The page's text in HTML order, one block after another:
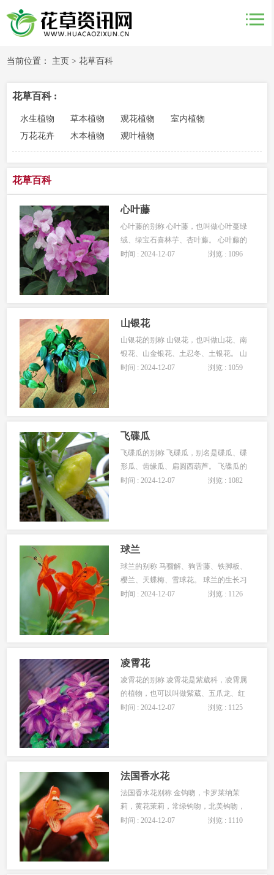
当前位置： 主页 >花草百科
花草百科 :
水生植物 草本植物 观花植物
室内植物
万花花卉
木本植物 观叶植物
花草百科
心叶藤
心叶藤的别称 心叶藤，也叫做心叶蔓绿
绒、绿宝石喜林芋、杏叶藤。 心叶藤的
生长习性 心叶藤是喜欢半阴的生长环境
深绿，十分的有气质。将心叶藤养殖在
多种场所，都比较适
时间 : 2024-12-07 浏览 : 1096
山银花
山银花的别称 山银花，也叫做山花、南
银花、山金银花、土忍冬、土银花。 山
银花的繁殖方法 山银花属于藤本植物，
较重，而金银花则具有清香。其次就是
大小，金银花的花朵
时间 : 2024-12-07 浏览 : 1059
飞碟瓜
飞碟瓜的别称 飞碟瓜，别名是碟瓜、碟
形瓜、齿缘瓜、扁圆西葫芦。 飞碟瓜的
生长习性 飞碟瓜喜欢温暖的环境，它适
选择土壤的时候要选择沙质土壤。 飞碟
瓜的观赏价值
时间 : 2024-12-07 浏览 : 1082
球兰
球兰的别称 马骝解、狗舌藤、铁脚板、
樱兰、天蝶梅、雪球花。 球兰的生长习
性 球兰为热待机亚热带野生品种，多附
而无光泽。最适宜的生长温度为 20~25
℃。 球兰相对
时间 : 2024-12-07 浏览 : 1126
凌霄花
凌霄花的别称 凌霄花是紫葳科，凌霄属
的植物，也可以叫做紫葳、五爪龙、红
花倒水莲、倒挂金钟、上树龙、上树蜈
照，若光照不足，虽然可以正常生长，
但枝条会很纤弱，有徒长的
时间 : 2024-12-07 浏览 : 1125
法国香水花
法国香水花别称 金钩吻，卡罗莱纳茉
莉，黄花茉莉，常绿钩吻，北美钩吻，
加罗林素馨，断肠草。 法国香水花生长
时间 : 2024-12-07 浏览 : 1110